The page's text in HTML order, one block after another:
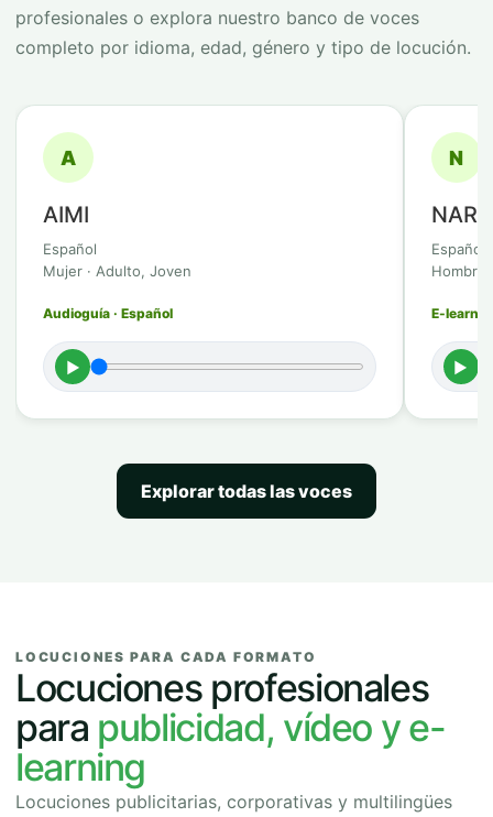
profesionales o explora nuestro banco de voces
completo por idioma, edad, género y tipo de locución.
A
AIMI
Español
Mujer · Adulto, Joven
Audioguía · Español
►
N
NARU
Español
Hombre
E-
►
Explorar todas las voces
LOCUCIONES PARA CADA FORMATO
Locuciones profesionales
para publicidad, vídeo y e-
learning
Locuciones publicitarias, corporativas y multilingües